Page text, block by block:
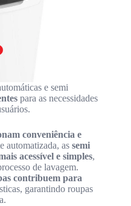
e semi
para as necessidades
conveniência e
automatizada, as semi
acessível e simples,
de lavagem.
contribuem para
garantindo roupas